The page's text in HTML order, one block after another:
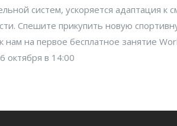
систем, ускоряется адаптация к
Спешите прикупить новую
нам на первое бесплатное занятие
октября в 14:00